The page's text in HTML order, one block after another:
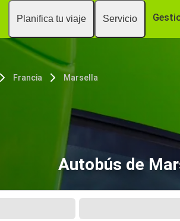
Planifica tu viaje Servicio
Francia Marsella
Autobús de